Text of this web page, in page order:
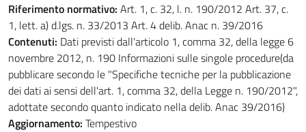
Riferimento normativo: Art. 1, c. 32, l. n. 190/2012 Art. 37, c.
1, lett. a) d.lgs. n. 33/2013 Art. 4 delib. Anac n. 39/2016
Contenuti: Dati previsti dall'articolo 1, comma 32, della legge 6
novembre 2012, n. 190 Informazioni sulle singole procedure(da
pubblicare secondo le "Specifiche tecniche per la pubblicazione
dei dati ai sensi dell'art. 1, comma 32, della Legge n. 190/2012",
adottate secondo quanto indicato nella delib. Anac 39/2016)
Aggiornamento: Tempestivo